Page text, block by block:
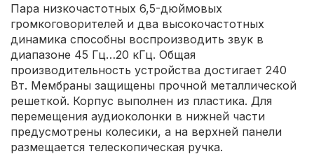
Пара низкочастотных 6,5-дюймовых
громкоговорителей и два высокочастотных
динамика способны воспроизводить звук в
диапазоне 45 Гц…20 кГц. Общая
производительность устройства достигает 240
Вт. Мембраны защищены прочной металлической
решеткой. Корпус выполнен из пластика. Для
перемещения аудиоколонки в нижней части
предусмотрены колесики, а на верхней панели
размещается телескопическая ручка.